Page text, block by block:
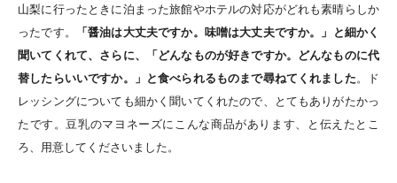
山梨に行ったときに泊まった旅館やホテルの対応がどれも素晴らしか
ったです。
「醤油は大丈夫ですか。味噌は大丈夫ですか。」と細かく
聞いてくれて、さらに、「どんなものが好きですか。どんなものに代
替したらいいですか。」と食べられるものまで尋ねてくれました。ド
レッシングについても細かく聞いてくれたので、とてもありがたかっ
たです。豆乳のマヨネーズにこんな商品があります、と伝えたとこ
ろ、用意してくださいました。